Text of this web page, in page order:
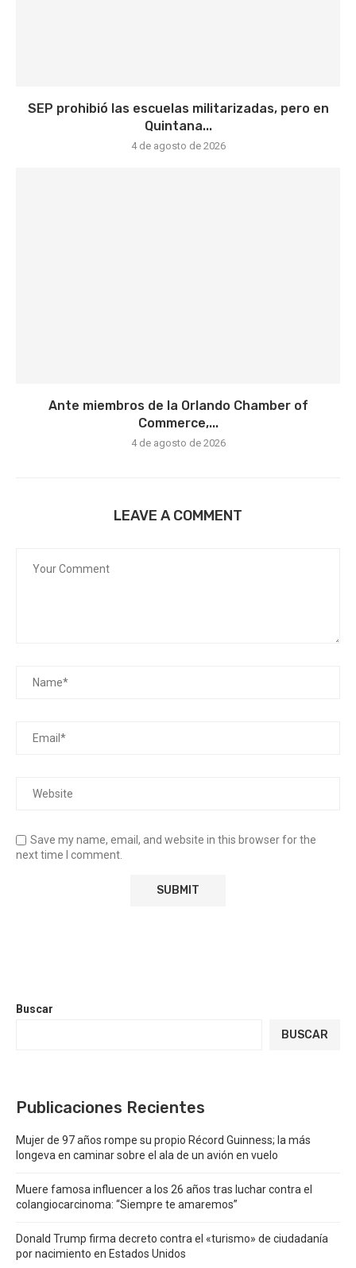
SEP prohibió las escuelas militarizadas, pero en
Quintana...
4 de agosto de 2026
Ante miembros de la Orlando Chamber of
Commerce,...
4 de agosto de 2026
LEAVE A COMMENT
Save my name, email, and website in this browser for the
next time I comment.
Buscar
BUSCAR
Publicaciones Recientes
Mujer de 97 años rompe su propio Récord Guinness; la más
longeva en caminar sobre el ala de un avión en vuelo
Muere famosa influencer a los 26 años tras luchar contra el
colangiocarcinoma: “Siempre te amaremos”
Donald Trump firma decreto contra el «turismo» de ciudadanía
por nacimiento en Estados Unidos